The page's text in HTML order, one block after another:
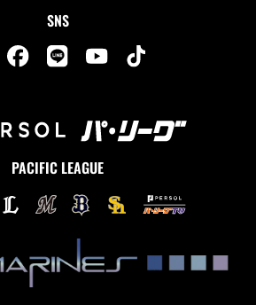
SNS
PACIFIC LEAGUE